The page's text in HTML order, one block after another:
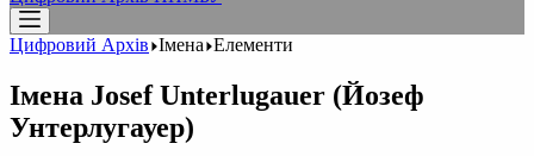
Цифровий Архів Імена Елементи
Імена Josef Unterlugauer (Йозеф
Унтерлугауер)